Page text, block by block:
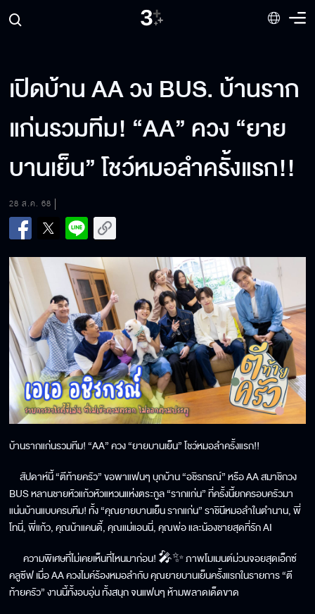
เปิดบ้าน AA วง BUS. บ้านราก
แก่นรวมทีม! “AA” ควง “ยาย
บานเย็น” โชว์หมอลำครั้งแรก!!
28 ส.ค. 68
บ้านรากแก่นรวมทีม! “AA” ควง “ยายบานเย็น” โชว์หมอลำครั้งแรก!!
สัปดาห์นี้ “ตีท้ายครัว” ขอพาแฟนๆ บุกบ้าน “อชิรกรณ์” หรือ AA สมาชิกวง
BUS หลานชายหัวแก้วหัวแหวนแห่งตระกูล “รากแก่น” ที่ครั้งนี้ยกครอบครัวมา
แน่นบ้านแบบครบทีม! ทั้ง “คุณยายบานเย็น รากแก่น” ราชินีหมอลำในตำนาน, พี่
โทนี่, พี่แก้ว, คุณน้าแคนดี้, คุณแม่แอนนี่, คุณพ่อ และน้องชายสุดที่รัก AI
ความพิเศษที่ไม่เคยเห็นที่ไหนมาก่อน! 🎤✨ ภาพโมเมนต์ม่วนจอยสุดเอ็กซ์
คลูซีฟ เมื่อ AA ควงไมค์ร้องหมอลำกับ คุณยายบานเย็นครั้งแรกในรายการ “ตี
ท้ายครัว” งานนี้ทั้งอบอุ่น ทั้งสนุก จนแฟนๆ ห้ามพลาดเด็ดขาด